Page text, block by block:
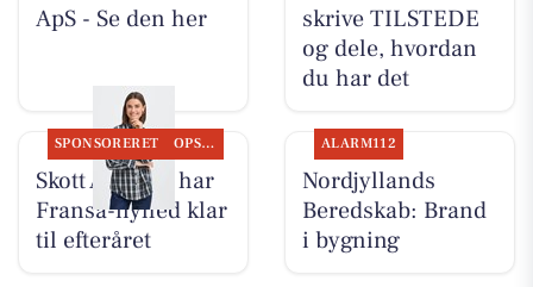
ApS - Se den her
skrive TILSTEDE
og dele, hvordan
du har det
SPONSORERET OPSLAGSTAVLEN
Skott Aalborg har
Fransa-nyhed klar
til efteråret
ALARM112
Nordjyllands
Beredskab: Brand
i bygning